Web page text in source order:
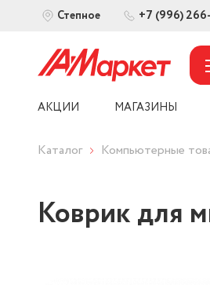
Степное +7 (996)
АКЦИИ МАГАЗИНЫ
Каталог Компьютерные
Коврик для